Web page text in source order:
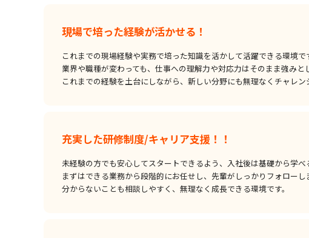
現場で培った経験が活かせる！
これまでの現場経験や実務で培った知識を活かして活躍できる環境で
業界や職種が変わっても、仕事への理解力や対応力はそのまま強みと
これまでの経験を土台にしながら、新しい分野にも無理なくチャレン
充実した研修制度/キャリア支援！！
未経験の方でも安心してスタートできるよう、入社後は基礎から学べ
まずはできる業務から段階的にお任せし、先輩がしっかりフォローし
分からないことも相談しやすく、無理なく成長できる環境です。